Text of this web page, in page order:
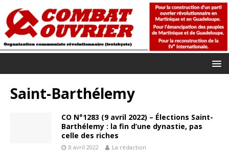
Saint-Barthélemy
CO N°1283 (9 avril 2022) – Élections Saint-
Barthélemy : la fin d’une dynastie, pas
celle des riches
8 avril 2022 La rédaction